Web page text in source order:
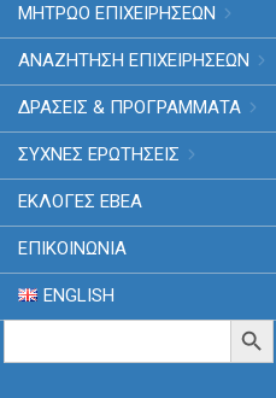
ΜΗΤΡΩΟ ΕΠΙΧΕΙΡΗΣΕΩΝ
ΑΝΑΖΗΤΗΣΗ ΕΠΙΧΕΙΡΗΣΕΩΝ
ΔΡΑΣΕΙΣ & ΠΡΟΓΡΑΜΜΑΤΑ
ΣΥΧΝΕΣ ΕΡΩΤΗΣΕΙΣ
ΕΚΛΟΓΈΣ ΕΒΕΑ
ΕΠΙΚΟΙΝΩΝΙΑ
ENGLISH
Search
Search Button